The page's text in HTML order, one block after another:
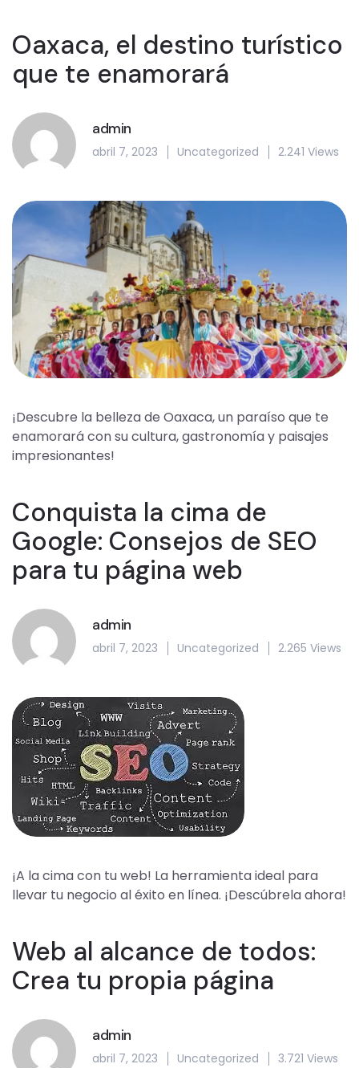
Oaxaca, el destino turístico
que te enamorará
admin
abril 7, 2023 Uncategorized 2.241 Views
¡Descubre la belleza de Oaxaca, un paraíso que te
enamorará con su cultura, gastronomía y paisajes
impresionantes!
Conquista la cima de
Google: Consejos de SEO
para tu página web
admin
abril 7, 2023 Uncategorized 2.265 Views
¡A la cima con tu web! La herramienta ideal para
llevar tu negocio al éxito en línea. ¡Descúbrela ahora!
Web al alcance de todos:
Crea tu propia página
admin
abril 7, 2023 Uncategorized 3.721 Views